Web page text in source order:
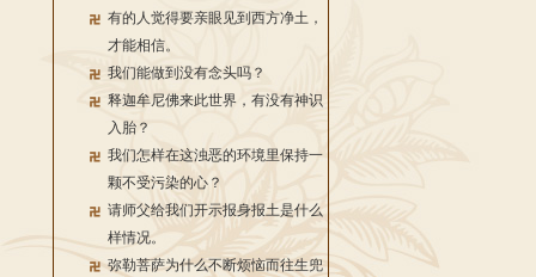
有的人觉得要亲眼见到西方净土，
才能相信。
我们能做到没有念头吗？
释迦牟尼佛来此世界，有没有神识
入胎？
我们怎样在这浊恶的环境里保持一
颗不受污染的心？
请师父给我们开示报身报土是什么
样情况。
弥勒菩萨为什么不断烦恼而往生兜